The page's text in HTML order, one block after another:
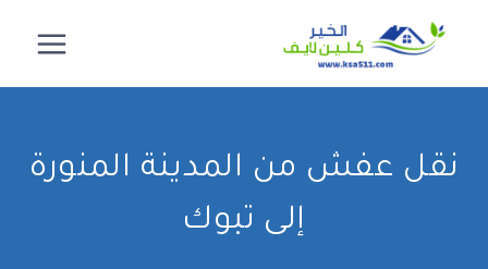
المحتوى
نقل عفش من المدينة المنورة
إلى تبوك